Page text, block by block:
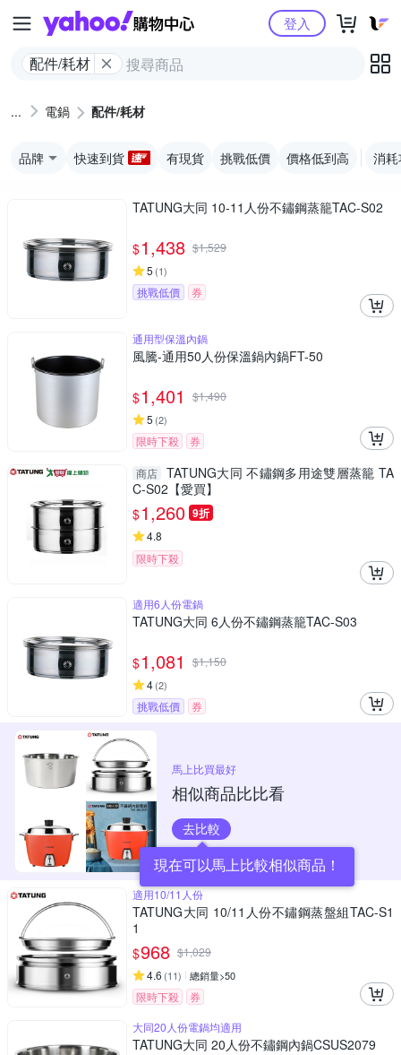
Yahoo購物中心
配件/耗材
登入
電鍋 配件/耗材
品牌 快速到貨 有現貨 挑戰低價 價格低到高 消
TATUNG大同 10-11人份不鏽鋼蒸籠TAC-S02
$1,438 $1,529
5 (1)
挑戰低價 券
通用型保溫內鍋
風騰-通用50人份保溫鍋內鍋FT-50
$1,401 $1,490
5 (2)
限時下殺 券
商店 TATUNG大同 不鏽鋼多用途雙層蒸籠 TA
C-S02【愛買】
$1,260 9折
4.8
限時下殺
適用6人份電鍋
TATUNG大同 6人份不鏽鋼蒸籠TAC-S03
$1,081 $1,150
4(2)
挑戰低價 券
馬上比買最好
相似商品比比看
去比較
現在可以馬上比較相似商品！
適用10/11人份
TATUNG大同 10/11人份不鏽鋼蒸盤組TAC-S1
1
$968 $1,029
4.6 (11) 總銷量>50
限時下殺
券
大同20人份電鍋均適用
TATUNG大同 20人份不鏽鋼內鍋CSUS2079